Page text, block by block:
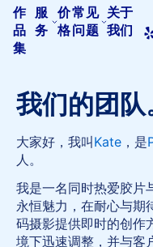
Pacifica
Studio
页
作
品
集
服
务
价
格
常见
问题
关于
我们
我们的团队
大家好，我叫Kate ，是
人。
我是一名同时热爱胶片
永恒魅力，在耐心与期
码摄影提供即时的创作
境下迅速调整，并与客